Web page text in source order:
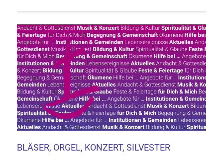
BLÄSER, ORGEL, KONZERT, SILVESTER